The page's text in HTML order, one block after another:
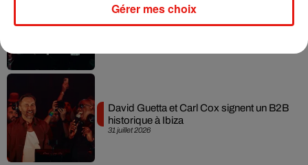
Swedish House Mafia et Lykke Li
dévoilent « Happiness Is So Sad »
31 juillet 2026
David Guetta et Carl Cox signent un B2B
historique à Ibiza
Gérer mes choix